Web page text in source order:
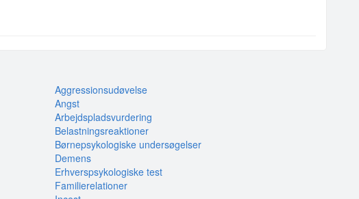
Aggressionsudøvelse
Angst
Arbejdspladsvurdering
Belastningsreaktioner
Børnepsykologiske undersøgelser
Demens
Erhverspsykologiske test
Familierelationer